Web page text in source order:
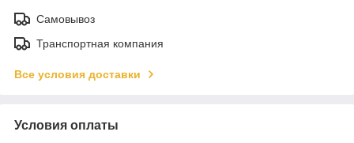
Самовывоз
Транспортная компания
Все условия доставки
Условия оплаты